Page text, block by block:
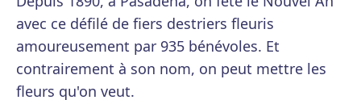
avec ce défilé de fiers destriers fleuris
amoureusement par 935 bénévoles. Et
contrairement à son nom, on peut mettre les
fleurs qu'on veut.